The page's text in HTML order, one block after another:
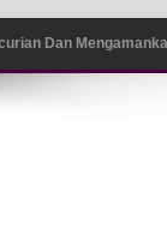
Dan
Saat Nonton